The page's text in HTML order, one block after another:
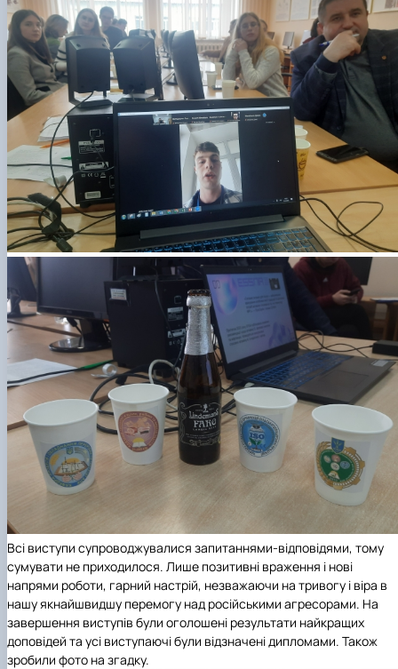
Всі виступи супроводжувалися запитаннями-відповідями, тому
сумувати не приходилося. Лише позитивні враження і нові
напрями роботи, гарний настрій, незважаючи на тривогу і віра в
нашу якнайшвидшу перемогу над російськими агресорами. На
завершення виступів були оголошені результати найкращих
доповідей та усі виступаючі були відзначені дипломами. Також
зробили фото на згадку.